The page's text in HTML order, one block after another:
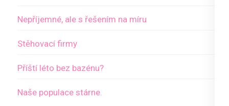
Nepříjemné, ale s řešením na míru
Stěhovací firmy
Příští léto bez bazénu?
Naše populace stárne.